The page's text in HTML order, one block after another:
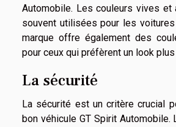
Automobile. Les couleurs vives et
souvent utilisées pour les
marque offre également des
pour ceux qui préfèrent un look
La sécurité
La sécurité est un critère crucial
bon véhicule GT Spirit